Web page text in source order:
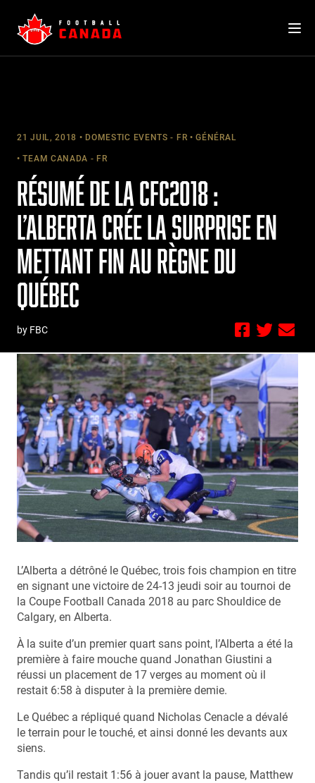
content
21 JUIL, 2018 DOMESTIC EVENTS - FR GÉNÉRAL
TEAM CANADA - FR
RÉSUMÉ DE LA CFC2018 :
L’ALBERTA CRÉE LA SURPRISE EN
METTANT FIN AU RÈGNE DU
QUÉBEC
by FBC
L’Alberta a détrôné le Québec, trois fois champion en titre
en signant une victoire de 24-13 jeudi soir au tournoi de
la Coupe Football Canada 2018 au parc Shouldice de
Calgary, en Alberta.
À la suite d’un premier quart sans point, l’Alberta a été la
première à faire mouche quand Jonathan Giustini a
réussi un placement de 17 verges au moment où il
restait 6:58 à disputer à la première demie.
Le Québec a répliqué quand Nicholas Cenacle a dévalé
le terrain pour le touché, et ainsi donné les devants aux
siens.
Tandis qu’il restait 1:56 à jouer avant la pause, Matthew